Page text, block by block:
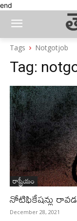
end
Tags Notgotjob
Tag:
రాష్ట్రీయం
నోటిఫికేషన్లు
December 28, 2021